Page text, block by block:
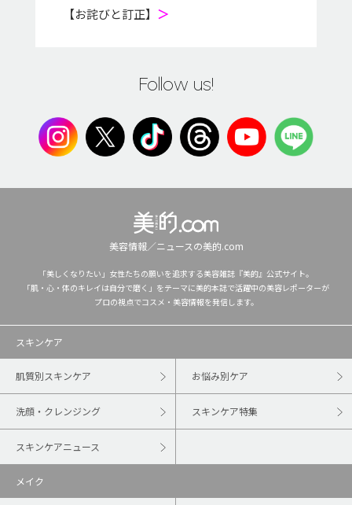
【お詫びと訂正】 ＞
Follow us!
美容情報／ニュースの美的.com
「美しくなりたい」女性たちの願いを追求する美容雑誌『美的』公式サイト。
「肌・心・体のキレイは自分で磨く」をテーマに美的本誌で活躍中の美容レポーターが
プロの視点でコスメ・美容情報を発信します。
スキンケア
肌質別スキンケア お悩み別ケア
洗顔・クレンジング スキンケア特集
スキンケアニュース
メイク